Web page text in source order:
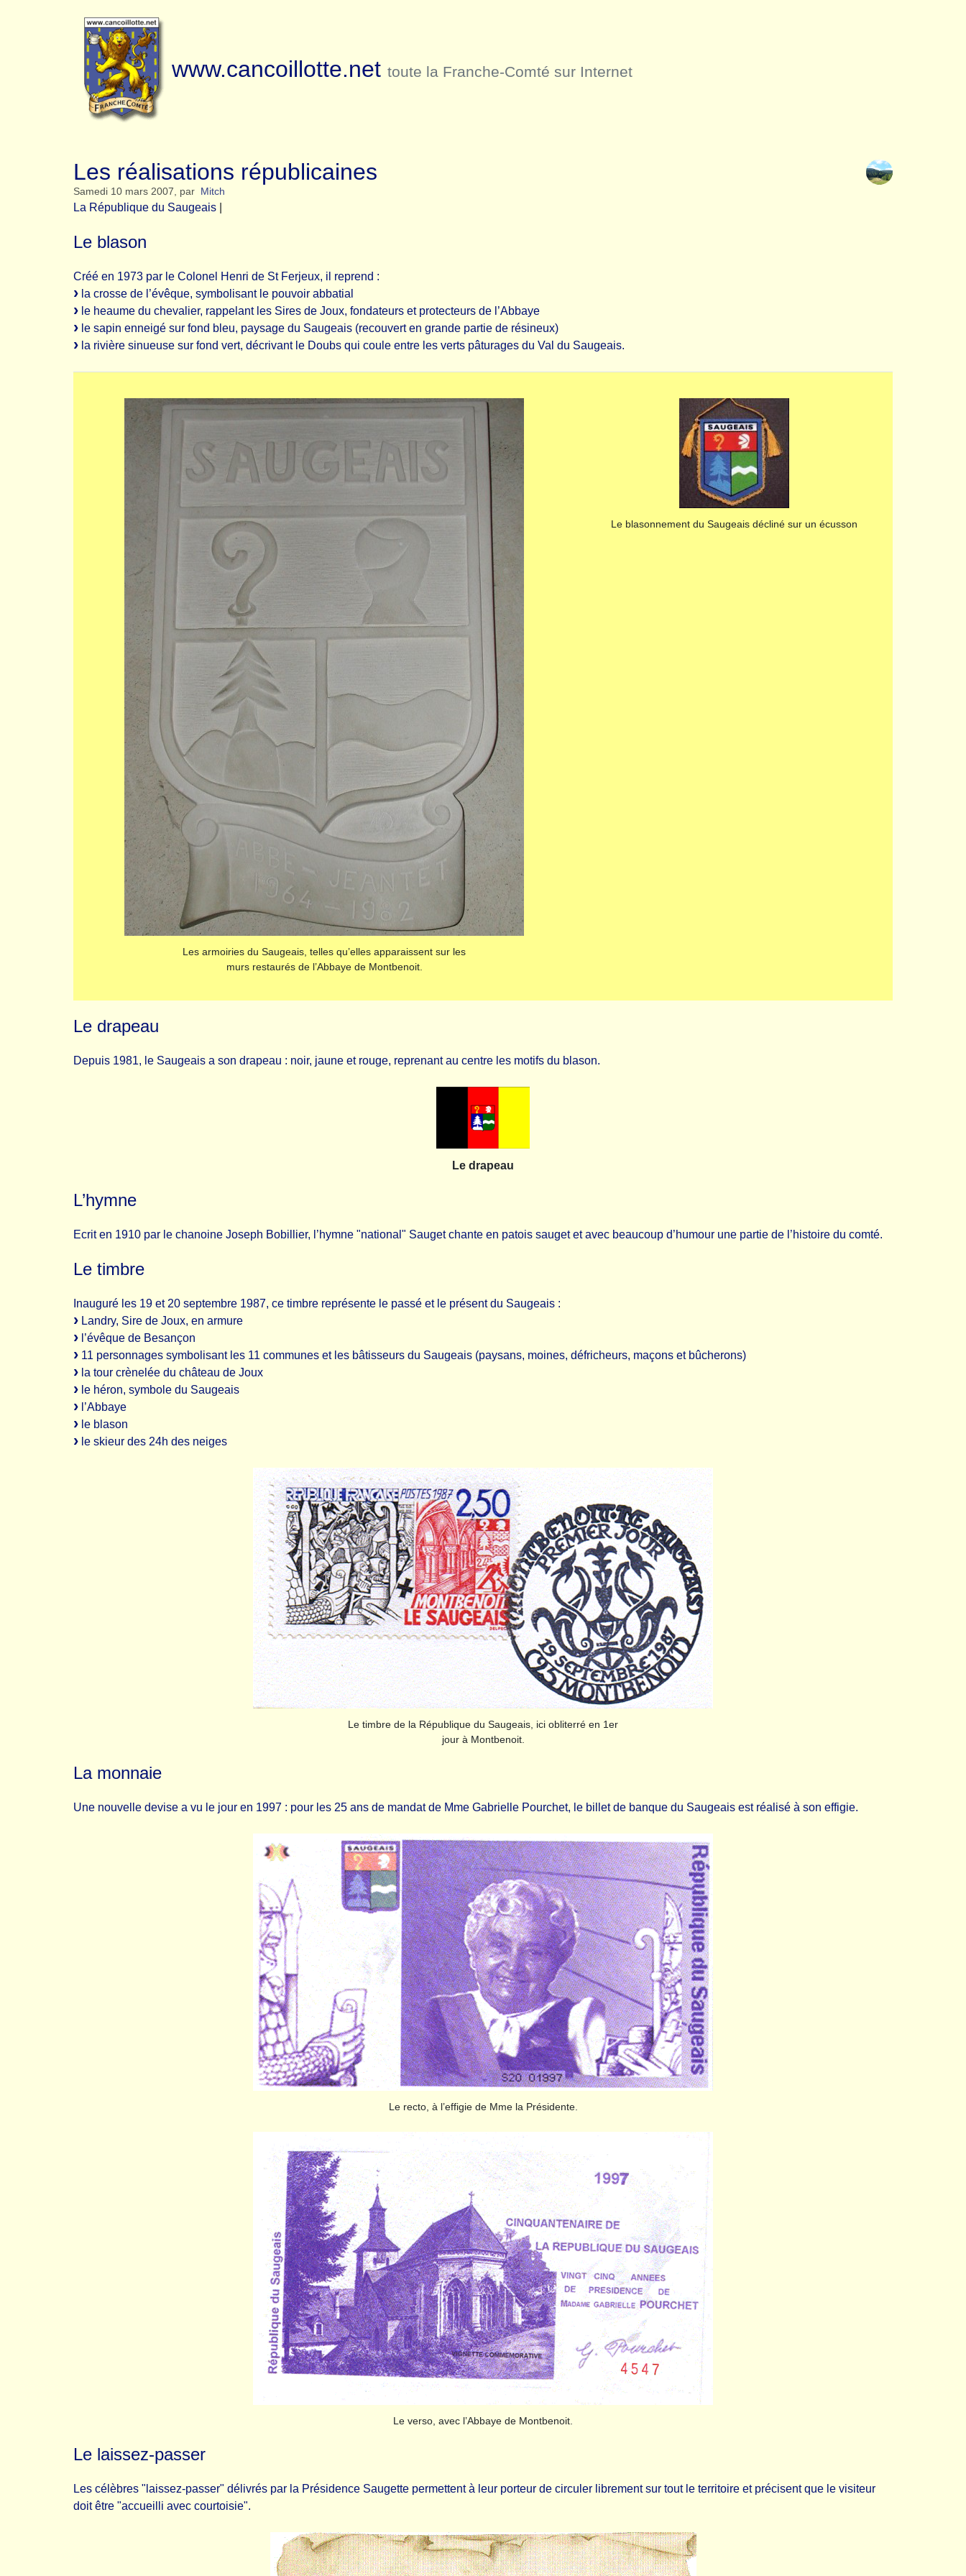
www.cancoillotte.net toute la Franche-Comté sur Internet
Les réalisations républicaines
Samedi 10 mars 2007, par Mitch
La République du Saugeais
Le blason
Créé en 1973 par le Colonel Henri de St Ferjeux, il reprend :
la crosse de l’évêque, symbolisant le pouvoir abbatial
le heaume du chevalier, rappelant les Sires de Joux, fondateurs et protecteurs de l’Abbaye
le sapin enneigé sur fond bleu, paysage du Saugeais (recouvert en grande partie de résineux)
la rivière sinueuse sur fond vert, décrivant le Doubs qui coule entre les verts pâturages du Val du Saugeais.
Les armoiries du Saugeais, telles qu’elles apparaissent sur les
murs restaurés de l’Abbaye de Montbenoit.
Le blasonnement du Saugeais décliné sur un écusson
Le drapeau
Depuis 1981, le Saugeais a son drapeau : noir, jaune et rouge, reprenant au centre les motifs du blason.
Le drapeau
L’hymne
Ecrit en 1910 par le chanoine Joseph Bobillier, l’hymne "national" Saugetchante en patois sauget et avec beaucoup d’humour une partie de l’histoire du comté.
Le timbre
Inauguré les 19 et 20 septembre 1987, ce timbre représente le passé et le présent du Saugeais :
Landry, Sire de Joux, en armure
l’évêque de Besançon
11 personnages symbolisant les 11 communes et les bâtisseurs du Saugeais (paysans, moines, défricheurs, maçons et bûcherons)
la tour crènelée du château de Joux
le héron, symbole du Saugeais
l’Abbaye
le blason
le skieur des 24h des neiges
Le timbre de la République du Saugeais, ici obliterré en 1er
jour à Montbenoit.
La monnaie
Une nouvelle devise a vu le jour en 1997 : pour les 25 ans de mandat de Mme Gabrielle Pourchet, le billet de banque du Saugeais est réalisé à son effigie.
Le recto, à l’effigie de Mme la Présidente.
Le verso, avec l’Abbaye de Montbenoit.
Le laissez-passer
Les célèbres "laissez-passer" délivrés par la Présidence Saugette permettent à leur porteur de circuler librement sur tout le territoire et précisent que le visiteur
doit être "accueilli avec courtoisie".